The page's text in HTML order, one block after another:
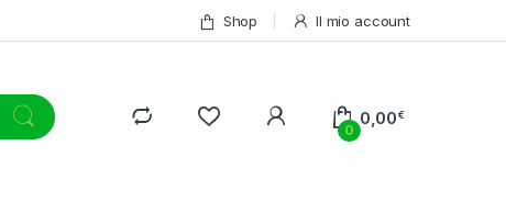
Shop Il mio account
0
0,00€